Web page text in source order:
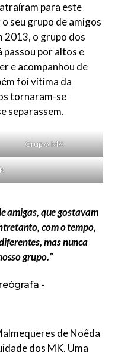
para este
seu grupo de amigos
2013, o grupo dos
por altos e
e acompanhou de
foi vítima da
tornaram-se
separassem.
Grupo MK
amigas, que gostavam
com o tempo,
mas nunca
grupo.”
de Noêda
dos MK. Uma